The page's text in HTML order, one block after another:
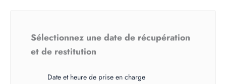
Sélectionnez une date de récupération
et de restitution
Date et heure de prise en charge